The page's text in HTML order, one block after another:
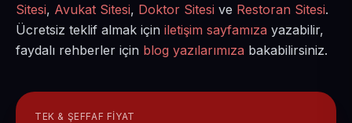
Sitesi, Avukat Sitesi, Doktor Sitesi ve Restoran Sitesi.
Ücretsiz teklif almak için iletişim sayfamıza yazabilir,
faydalı rehberler için blog yazılarımıza bakabilirsiniz.
TEK & ŞEFFAF FIYAT